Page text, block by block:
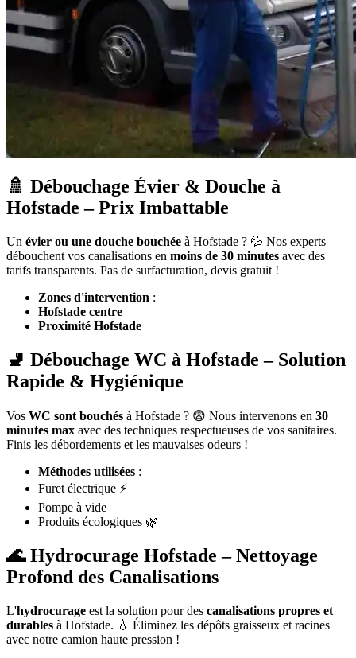
🚿 Débouchage Évier & Douche à
Hofstade – Prix Imbattable
Un évier ou une douche bouchée à Hofstade ? 💦 Nos experts
débouchent vos canalisations en moins de 30 minutes avec des
tarifs transparents. Pas de surfacturation, devis gratuit !
Zones d'intervention :
Hofstade centre
Proximité Hofstade
🚽 Débouchage WC à Hofstade – Solution
Rapide & Hygiénique
Vos WC sont bouchés à Hofstade ? 😨 Nous intervenons en 30
minutes max avec des techniques respectueuses de vos sanitaires.
Finis les débordements et les mauvaises odeurs !
Méthodes utilisées :
Furet électrique ⚡
Pompe à vide
Produits écologiques 🌿
🌊 Hydrocurage Hofstade – Nettoyage
Profond des Canalisations
L'hydrocurage est la solution pour des canalisations propres et
durables à Hofstade. 💧 Éliminez les dépôts graisseux et racines
avec notre camion haute pression !